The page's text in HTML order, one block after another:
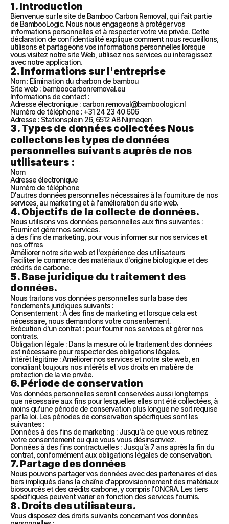
1. Introduction
Bienvenue sur le site de Bamboo Carbon Removal, qui fait partie
de BambooLogic. Nous nous engageons à protéger vos
informations personnelles et à respecter votre vie privée. Cette
déclaration de confidentialité explique comment nous recueillons,
utilisons et partageons vos informations personnelles lorsque
vous visitez notre site Web, utilisez nos services ou interagissez
avec notre application.
2. Informations sur l'entreprise
Nom : Élimination du charbon de bambou
Site web : bamboocarbonremoval.eu
Informations de contact :
Adresse électronique : carbon.removal@bamboologic.nl
Numéro de téléphone : +31 24 23 40 606
Adresse : Stationsplein 26, 6512 AB Nijmegen
3. Types de données collectées Nous
collectons les types de données
personnelles suivants auprès de nos
utilisateurs :
Nom
Adresse électronique
Numéro de téléphone
D'autres données personnelles nécessaires à la fourniture de nos
services, au marketing et à l'amélioration du site web.
4. Objectifs de la collecte de données.
Nous utilisons vos données personnelles aux fins suivantes :
Fournir et gérer nos services.
à des fins de marketing, pour vous informer sur nos services et
nos offres
Améliorer notre site web et l'expérience des utilisateurs
Faciliter le commerce des matériaux d'origine biologique et des
crédits de carbone.
5. Base juridique du traitement des
données.
Nous traitons vos données personnelles sur la base des
fondements juridiques suivants :
Consentement : À des fins de marketing et lorsque cela est
nécessaire, nous demandons votre consentement.
Exécution d'un contrat : pour fournir nos services et gérer nos
contrats.
Obligation légale : Dans la mesure où le traitement des données
est nécessaire pour respecter des obligations légales.
Intérêt légitime : Améliorer nos services et notre site web, en
conciliant toujours nos intérêts et vos droits en matière de
protection de la vie privée.
6. Période de conservation
Vos données personnelles seront conservées aussi longtemps
que nécessaire aux fins pour lesquelles elles ont été collectées, à
moins qu'une période de conservation plus longue ne soit requise
par la loi. Les périodes de conservation spécifiques sont les
suivantes :
Données à des fins de marketing : Jusqu'à ce que vous retiriez
votre consentement ou que vous vous désinscriviez.
Données à des fins contractuelles : Jusqu'à 7 ans après la fin du
contrat, conformément aux obligations légales de conservation.
7. Partage des données
Nous pouvons partager vos données avec des partenaires et des
tiers impliqués dans la chaîne d'approvisionnement des matériaux
biosourcés et des crédits carbone, y compris l'ONCRA. Les tiers
spécifiques peuvent varier en fonction des services fournis.
8. Droits des utilisateurs.
Vous disposez des droits suivants concernant vos données